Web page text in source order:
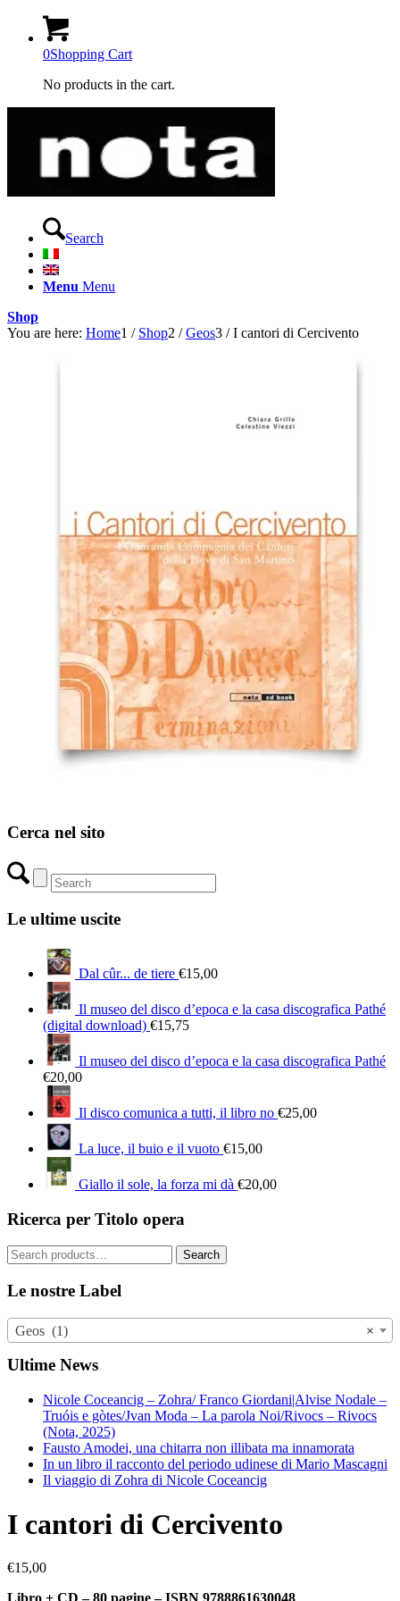
0Shopping Cart
No products in the cart.
Search
Menu Menu
Shop
You are here: Home1 / Shop2 / Geos3 / I cantori di Cercivento
Cerca nel sito
Le ultime uscite
Dal cûr... de tiere €15,00
Il museo del disco d’epoca e la casa discografica Pathé
(digital download) €15,75
Il museo del disco d’epoca e la casa discografica Pathé
€20,00
Il disco comunica a tutti, il libro no €25,00
La luce, il buio e il vuoto €15,00
Giallo il sole, la forza mi dà €20,00
Ricerca per Titolo opera
Search
for:
Search
Le nostre Label
×
Geos (1)
Ultime News
Nicole Coceancig – Zohra/ Franco Giordani|Alvise Nodale –
Truóis e gòtes/Jvan Moda – La parola Noi/Rivocs – Rivocs
(Nota, 2025)
Fausto Amodei, una chitarra non illibata ma innamorata
In un libro il racconto del periodo udinese di Mario Mascagni
Il viaggio di Zohra di Nicole Coceancig
I cantori di Cercivento
€15,00
Libro + CD – 80 pagine – ISBN 9788861630048